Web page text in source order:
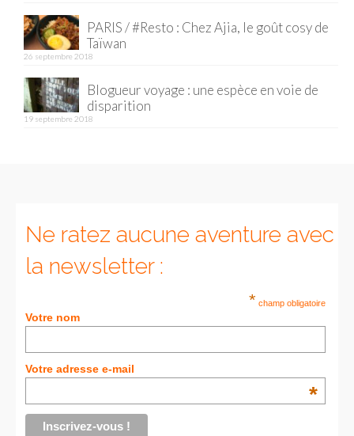
Allemagne
Munich
Lisbonne
Royaume-Uni
– Berlin
– Munich
PARIS / #Resto : Chez Ajia, le goût cosy de
Taïwan
26 septembre 2018
Blogueur voyage : une espèce en voie de
disparition
19 septembre 2018
Ne ratez aucune aventure avec
la newsletter :
* champ obligatoire
Votre nom
Votre adresse e-mail
*